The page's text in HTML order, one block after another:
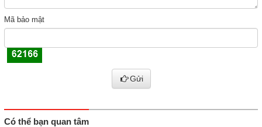
Mã bảo mật
Gửi
Có thể bạn quan tâm